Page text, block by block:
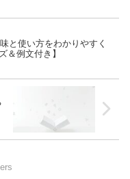
と使い方をわかりやすく
＆例文付き】